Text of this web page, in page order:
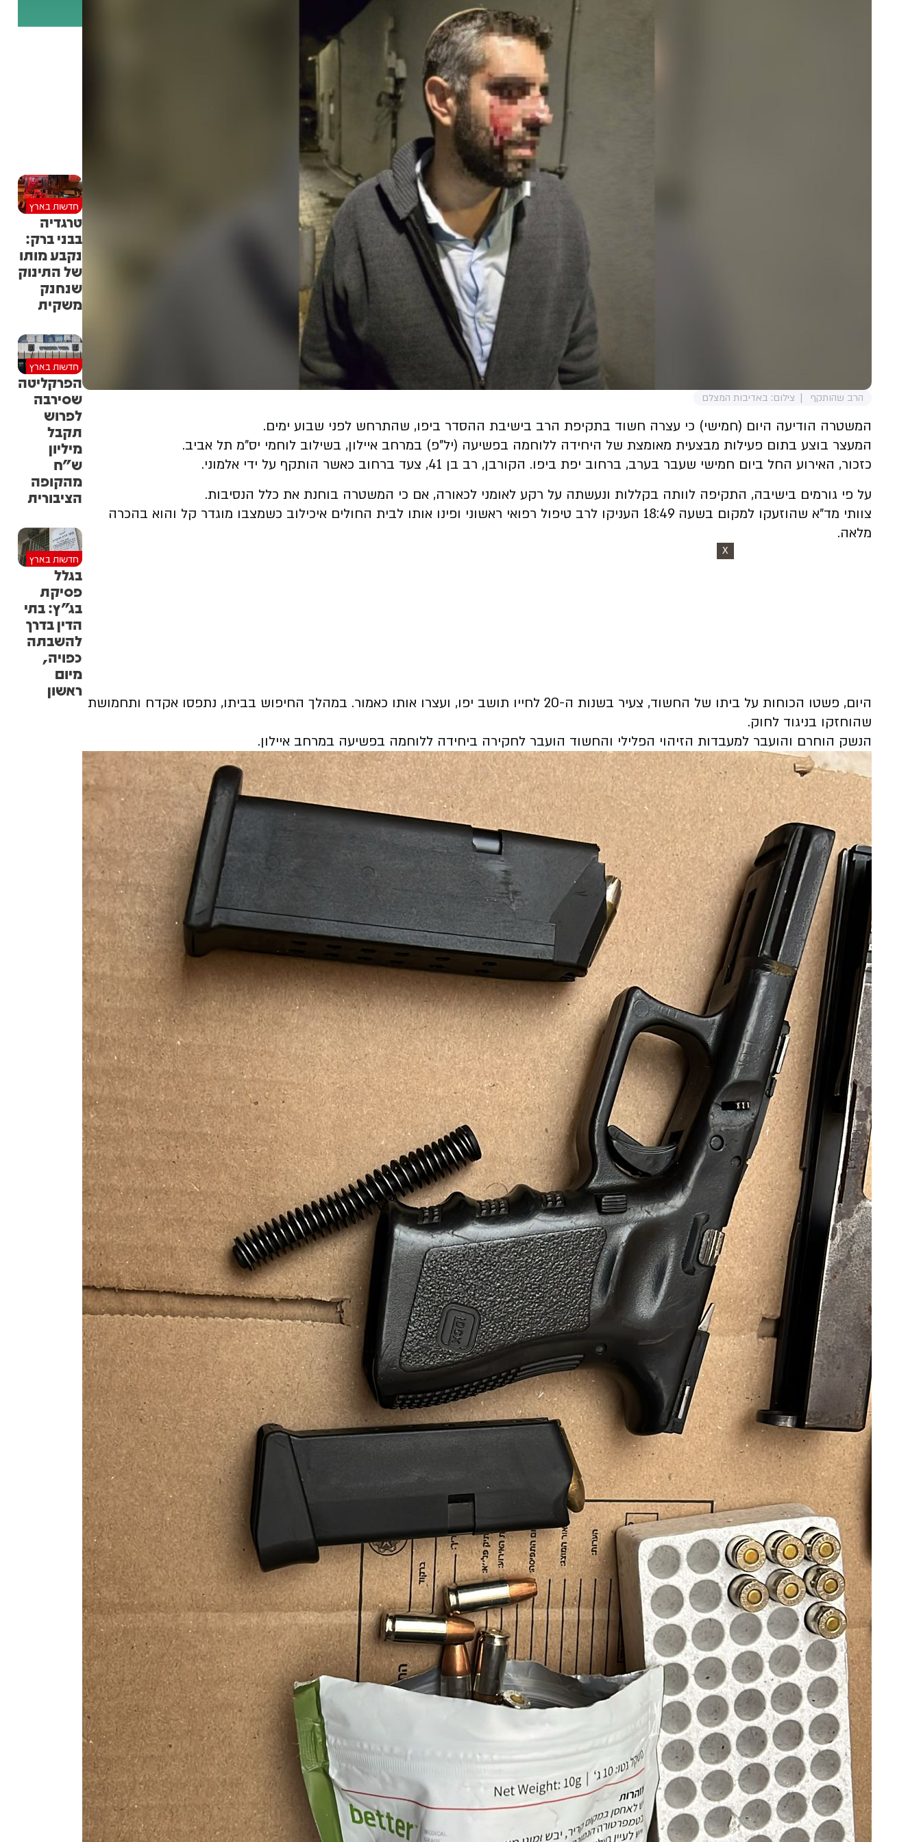
הרב שהותקף צילום: באדיבות המצלם
המשטרה הודיעה היום (חמישי) כי עצרה חשוד בתקיפת הרב בישיבת ההסדר ביפו, שהתרחש לפני שבוע ימים.
המעצר בוצע בתום פעילות מבצעית מאומצת של היחידה ללוחמה בפשיעה (יל"פ) במרחב איילון, בשילוב לוחמי יס"מ תל אביב.
כזכור, האירוע החל ביום חמישי שעבר בערב, ברחוב יפת ביפו. הקורבן, רב בן 41, צעד ברחוב כאשר הותקף על ידי אלמוני.
על פי גורמים בישיבה, התקיפה לוותה בקללות ונעשתה על רקע לאומני לכאורה, אם כי המשטרה בוחנת את כלל הנסיבות.
צוותי מד"א שהוזעקו למקום בשעה 18:49 העניקו לרב טיפול רפואי ראשוני ופינו אותו לבית החולים איכילוב כשמצבו מוגדר קל והוא בהכרה
מלאה.
X
היום, פשטו הכוחות על ביתו של החשוד, צעיר בשנות ה-20 לחייו תושב יפו, ועצרו אותו כאמור. במהלך החיפוש בביתו, נתפסו אקדח ותחמושת
שהוחזקו בניגוד לחוק.
הנשק הוחרם והועבר למעבדות הזיהוי הפלילי והחשוד הועבר לחקירה ביחידה ללוחמה בפשיעה במרחב איילון.
חדשות בארץ
טרגדיה
בבני ברק:
נקבע מותו
של התינוק
שנחנק
משקית
חדשות בארץ
הפרקליטה
שסירבה
לפרוש
תקבל
מיליון
ש"ח
מהקופה
הציבורית
חדשות בארץ
בגלל
פסיקת
בג"ץ: בתי
הדין בדרך
להשבתה
כפויה,
מיום
ראשון